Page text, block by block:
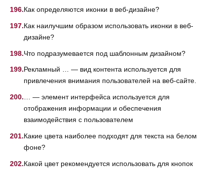
Как определяются иконки в веб-дизайне?
Как наилучшим образом использовать иконки в веб-
дизайне?
Что подразумевается под шаблонным дизайном?
Рекламный … — вид контента используется для
привлечения внимания пользователей на веб-сайте.
… — элемент интерфейса используется для
отображения информации и обеспечения
взаимодействия с пользователем
Какие цвета наиболее подходят для текста на белом
фоне?
Какой цвет рекомендуется использовать для кнопок